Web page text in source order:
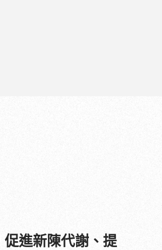
進新陳代謝、提